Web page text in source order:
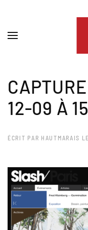
12-09 À
ÉCRIT PAR HAUTMARAIS LE